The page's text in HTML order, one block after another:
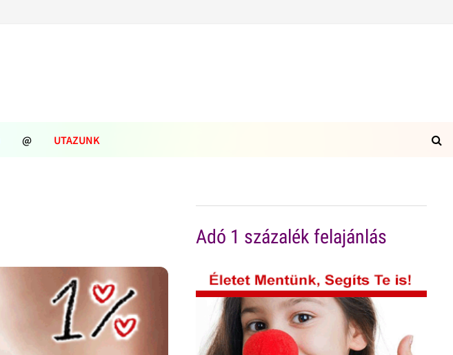
@ UTAZUNK
Adó 1 százalék felajánlás